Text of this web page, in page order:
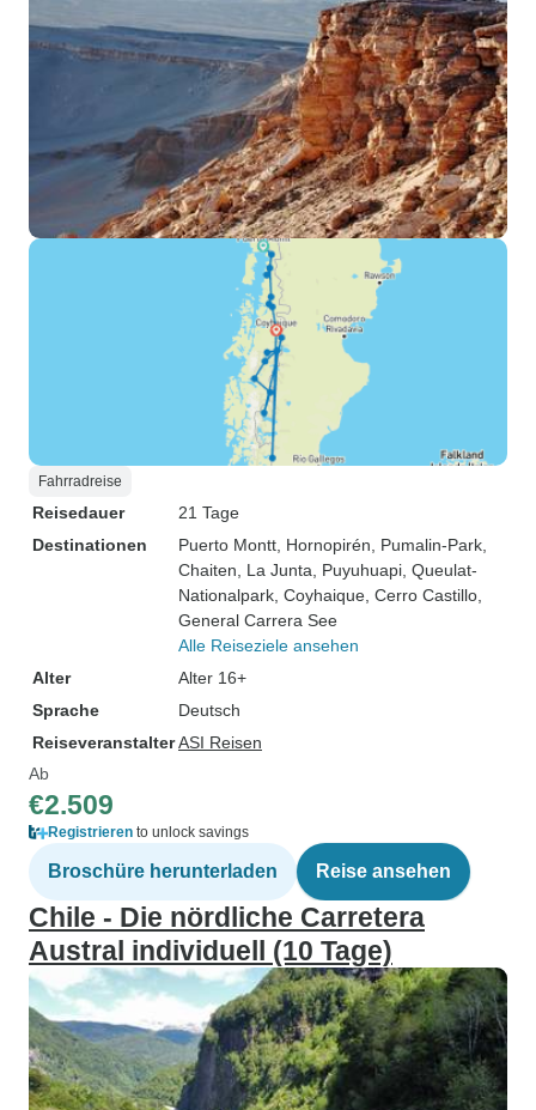
Fahrradreise
Reisedauer
21 Tage
Destinationen
Puerto Montt , Hornopirén , Pumalin-Park
Chaiten , La Junta , Puyuhuapi , Queulat-
Nationalpark , Coyhaique , Cerro Castillo
General Carrera See
Alle Reiseziele ansehen
Alter
Alter 16+
Sprache
Deutsch
ReiseveranstalterASI Reisen
Ab
€2.509
Registrieren to unlock savings
Broschüre herunterladen Reise ansehen
Chile - Die nördliche Carretera
Austral individuell (10 Tage)